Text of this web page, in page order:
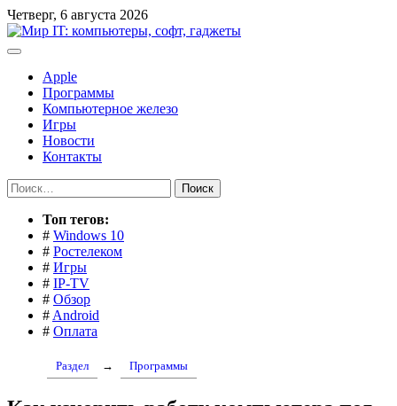
Перейти
к
содержимому
Четверг, 6 августа 2026
Apple
Программы
Компьютерное железо
Игры
Новости
Контакты
Найти:
Toп тегов:
# Windows 10
# Ростелеком
# Игры
# IP-TV
# Обзор
# Android
# Оплата
Раздел → Программы